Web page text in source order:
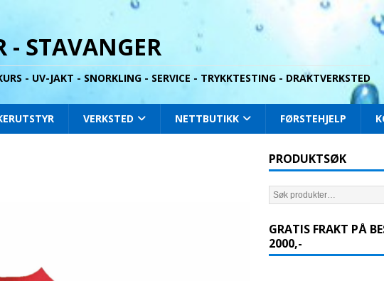
- STAVANGER
- UV-JAKT - SNORKLING - SERVICE - TRYKKTESTING - DRAKTVERKSTED
VERKSTED NETTBUTIKK FØRSTEHJELP
PRODUKTSØK
GRATIS FRAKT PÅ
2000,-